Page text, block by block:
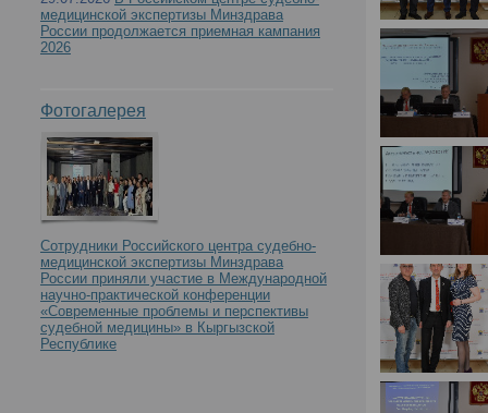
медицинской экспертизы Минздрава
России продолжается приемная кампания
2026
Фотогалерея
Сотрудники Российского центра судебно-
медицинской экспертизы Минздрава
России приняли участие в Международной
научно-практической конференции
«Современные проблемы и перспективы
судебной медицины» в Кыргызской
Республике